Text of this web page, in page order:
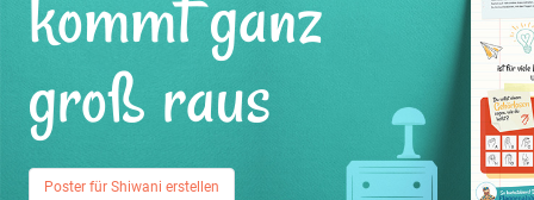
groß raus
Poster für Shiwani erstellen